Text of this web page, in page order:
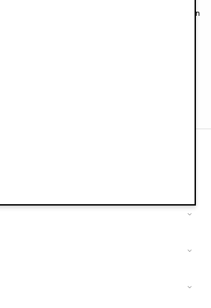
Darlehensvertrag, wenn Ihnen auch dafür ein
Shops Rechtstexter in Kooperation
Rechtsanwälte.